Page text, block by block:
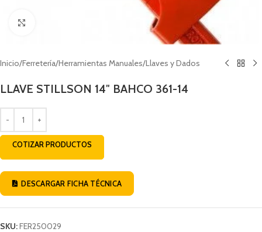
Inicio/Ferretería/Herramientas Manuales/Llaves y Dados
LLAVE STILLSON 14″ BAHCO 361-14
COTIZAR PRODUCTOS
DESCARGAR FICHA TÉCNICA
SKU:FER250029